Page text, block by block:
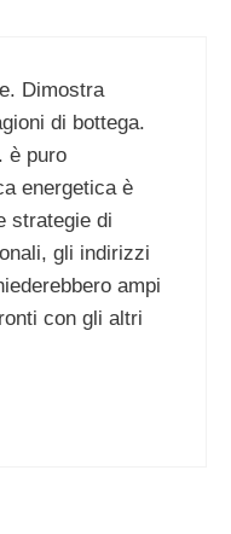
Dimostra
di bottega.
è puro
energetica è
strategie di
gli indirizzi
ampi
con gli altri